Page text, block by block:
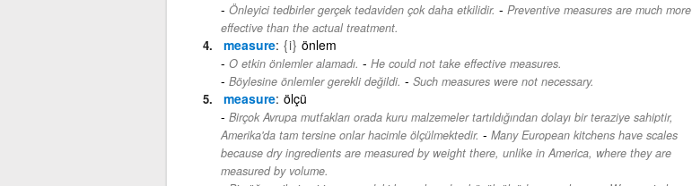
Önleyici tedbirler gerçek tedaviden çok daha etkilidir. - Preventive measures are much more
effective than the actual treatment.
measure {i} önlem
O etkin önlemler alamadı. - He could not take effective measures.
Böylesine önlemler gerekli değildi. - Such measures were not necessary.
measure ölçü
Birçok Avrupa mutfakları orada kuru malzemeler tartıldığından dolayı bir teraziye sahiptir,
Amerika'da tam tersine onlar hacimle ölçülmektedir. - Many European kitchens have scales
because dry ingredients are measured by weight there, unlike in America, where they are
measured by volume.